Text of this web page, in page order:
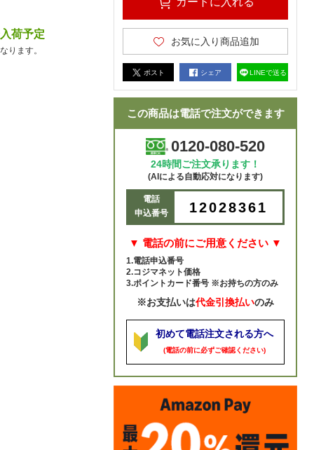
荷予定
ります。
お気に入り商品追加
ポスト シェア LINEで送る
この商品は電話で注文ができます
0120-080-520
24時間ご注文承ります！
(AIによる自動応対になります)
電話
申込番号
12028361
▼ 電話の前にご用意ください ▼
1.電話申込番号
2.コジマネット価格
3.ポイントカード番号 ※お持ちの方のみ
※お支払いは代金引換払いのみ
初めて電話注文される方へ
(電話の前に必ずご確認ください)